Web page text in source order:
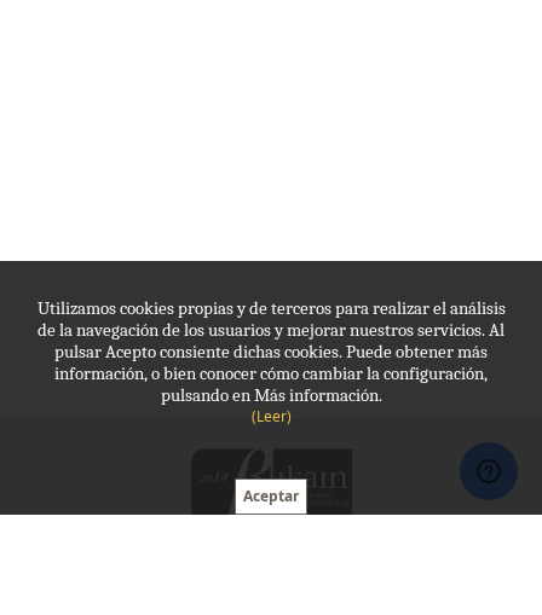
Utilizamos cookies propias y de terceros para realizar el análisis
de la navegación de los usuarios y mejorar nuestros servicios. Al
pulsar Acepto consiente dichas cookies. Puede obtener más
información, o bien conocer cómo cambiar la configuración,
pulsando en Más información.
(Leer)